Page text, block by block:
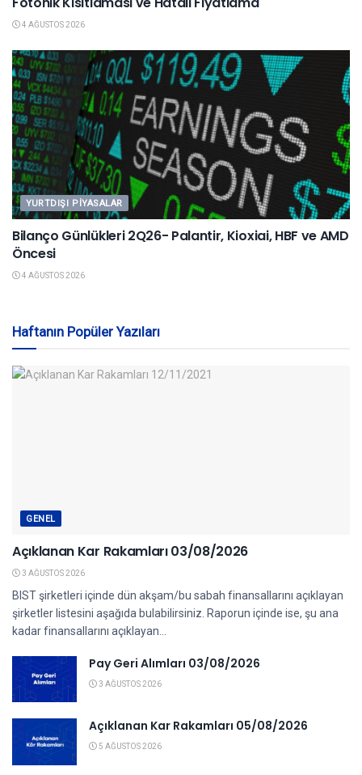
4 AĞUSTOS 2026
YURTDIŞI PIYASALAR
Bilanço Günlükleri 2Q26- Palantir, Kioxiai, HBF ve AMD
Öncesi
4 AĞUSTOS 2026
Haftanın Popüler Yazıları
GENEL
Açıklanan Kar Rakamları 03/08/2026
3 AĞUSTOS 2026
BIST şirketleri içinde dün akşam/bu sabah finansallarını açıklayan
şirketler listesini aşağıda bulabilirsiniz. Raporun içinde ise, şu ana
kadar finansallarını açıklayan...
Pay Geri Alımları 03/08/2026
3 AĞUSTOS 2026
Açıklanan Kar Rakamları 05/08/2026
5 AĞUSTOS 2026